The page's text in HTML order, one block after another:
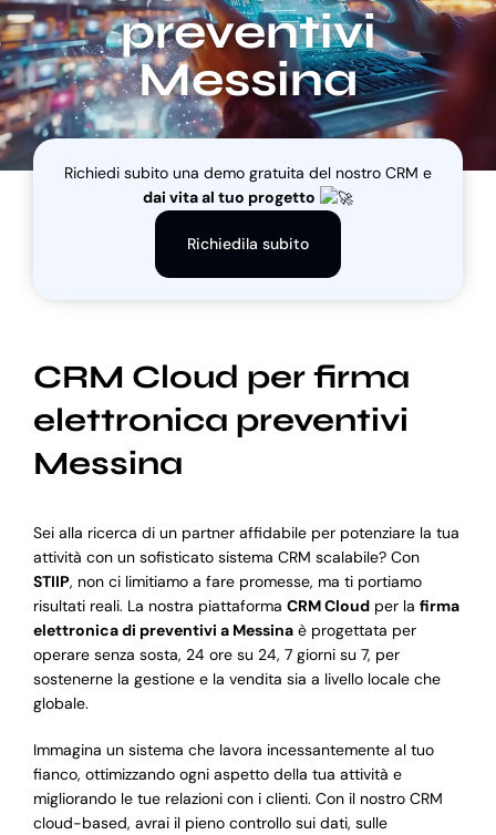
Blog
Supporto
preventivi
Messina
Richiedi subito una demo gratuita del nostro CRM e
dai vita al tuo progetto
Richiedila subito
CRM Cloud per firma
elettronica preventivi
Messina
Sei alla ricerca di un partner affidabile per potenziare la tua
attività con un sofisticato sistema CRM scalabile? Con
STIIP, non ci limitiamo a fare promesse, ma ti portiamo
risultati reali. La nostra piattaforma CRM Cloudper la firma
elettronica di preventivi a Messinaè progettata per
operare senza sosta, 24 ore su 24, 7 giorni su 7, per
sostenerne la gestione e la vendita sia a livello locale che
globale.
Immagina un sistema che lavora incessantemente al tuo
fianco, ottimizzando ogni aspetto della tua attività e
migliorando le tue relazioni con i clienti. Con il nostro CRM
cloud-based, avrai il pieno controllo sui dati, sulle